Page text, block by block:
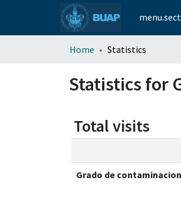
Home Statistics
Statistics for
Total visits
Grado de